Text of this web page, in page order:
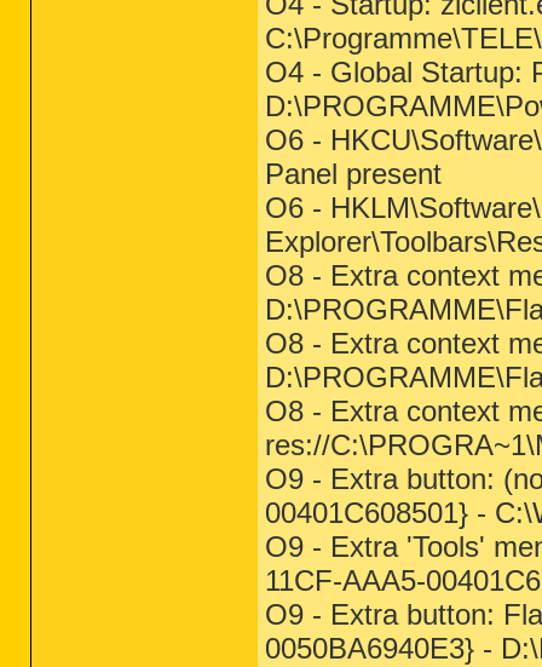
O4 - Global Startup:
O6 -
Panel present
O6 -
O8 - Extra context
O8 - Extra context
O8 - Extra context
res://
O9 - Extra button:
00401C608501} -
O9 - Extra 'Tools'
11CF-AAA5-
O9 - Extra button:
0050BA6940E3} -